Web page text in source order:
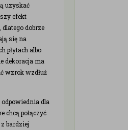
uzyskać
efekt
dobrze
się na
płytach albo
dekoracja ma
wzrok wzdłuż
dla
chcą połączyć
bardziej